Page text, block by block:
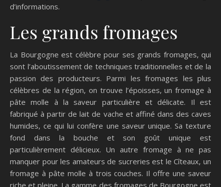
d’informations.
Les grands fromages
La Bourgogne est célèbre pour ses grands fromages, qui
sont l’aboutissement de techniques traditionnelles et de la
passion des producteurs. Parmi les fromages les plus
célèbres de la région, on trouve l’époisses, un fromage à
pâte molle à la saveur particulière et délicate. Il est
fabriqué à partir de lait de vache et affiné dans des caves
humides, ce qui lui confère une saveur unique. Sa texture
fond dans la bouche et son goût unique est
particulièrement délicieux. Un autre fromage à ne pas
manquer pour les amateurs de sucreries est le Cîteaux, un
fromage à pâte molle à trois couches. Il offre une saveur
riche et pleine. La gamme des fromages de Bourgogne est